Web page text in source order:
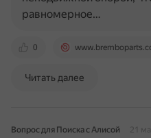
0
равномерное…
Читать далее
Вопрос для Поиска с Алисой
21